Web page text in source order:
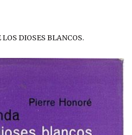
DIOSES BLANCOS.